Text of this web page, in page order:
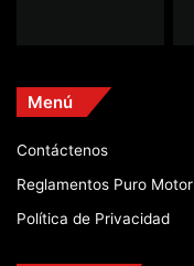
Menú
Contáctenos
Reglamentos Puro Motor
Política de Privacidad